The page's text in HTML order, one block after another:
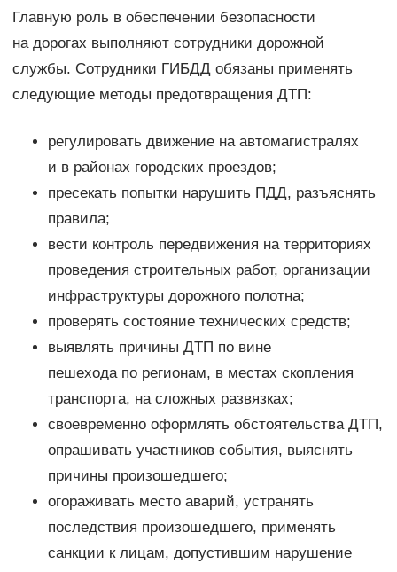
Главную роль в обеспечении безопасности
на дорогах выполняют сотрудники дорожной
службы. Сотрудники ГИБДД обязаны применять
следующие методы предотвращения ДТП:
регулировать движение на автомагистралях
и в районах городских проездов;
пресекать попытки нарушить ПДД, разъяснять
правила;
вести контроль передвижения на территориях
проведения строительных работ, организации
инфраструктуры дорожного полотна;
проверять состояние технических средств;
выявлять причины ДТП по вине
пешехода по регионам, в местах скопления
транспорта, на сложных развязках;
своевременно оформлять обстоятельства ДТП,
опрашивать участников события, выяснять
причины произошедшего;
огораживать место аварий, устранять
последствия произошедшего, применять
санкции к лицам, допустившим нарушение